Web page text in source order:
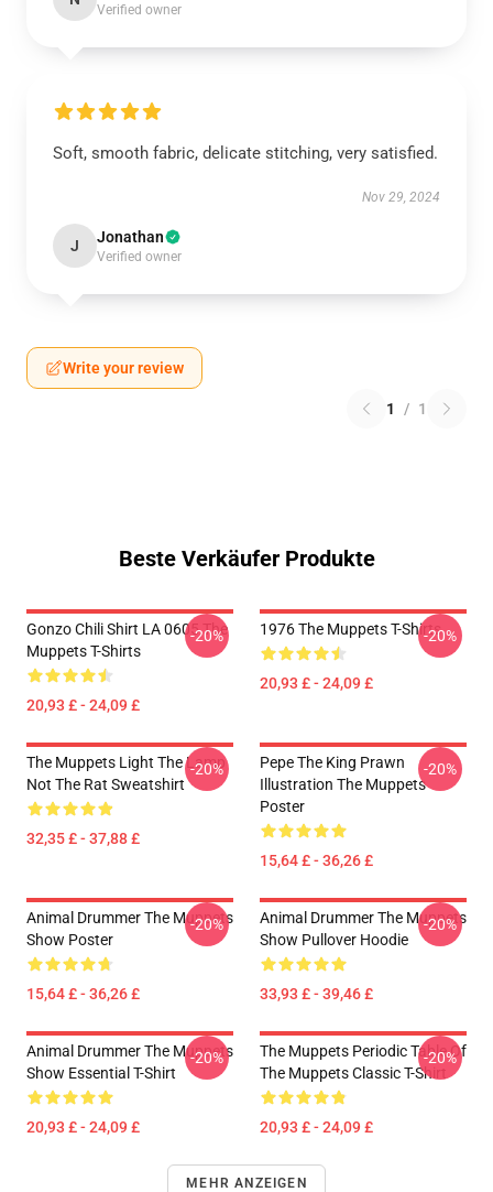
Verified owner
Soft, smooth fabric, delicate stitching, very satisfied.
Nov 29, 2024
J Jonathan
Verified owner
Write your review
1 / 1
Beste Verkäufer Produkte
Gonzo Chili Shirt LA 0605 The
Muppets T-Shirts
20,93 £ - 24,09 £
-20% 1976 The Muppets T-Shirts
20,93 £ - 24,09 £
-20%
The Muppets Light The Lamp
Not The Rat Sweatshirt
32,35 £ - 37,88 £
-20%
Pepe The King Prawn
Illustration The Muppets
Poster
15,64 £ - 36,26 £
-20%
Animal Drummer The Muppets
Show Poster
15,64 £ - 36,26 £
-20%
Animal Drummer The Muppets
Show Pullover Hoodie
33,93 £ - 39,46 £
-20%
Animal Drummer The Muppets
Show Essential T-Shirt
20,93 £ - 24,09 £
-20%
The Muppets Periodic Table Of
The Muppets Classic T-Shirt
20,93 £ - 24,09 £
-20%
MEHR ANZEIGEN